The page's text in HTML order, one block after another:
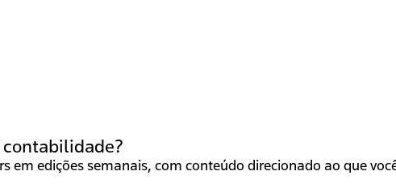
contabilidade?
em edições semanais, com conteúdo direcionado ao que